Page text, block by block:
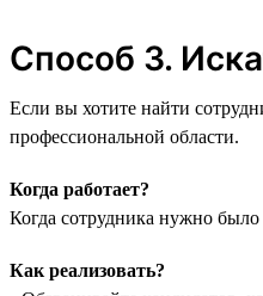
Способ 3.
Если вы хотите найти
профессиональной области.
Когда работает?
Когда сотрудника нужно
Как реализовать?